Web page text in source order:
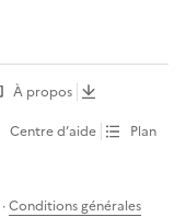
À propos
Centre d’aide
Plan
·Conditions générales